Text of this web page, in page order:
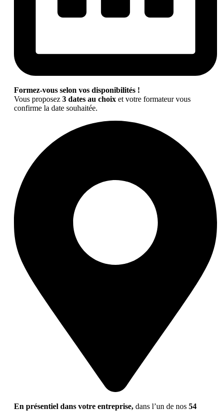
Formez-vous selon vos disponibilités !
Vous proposez 3 dates au choix et votre formateur vous
confirme la date souhaitée.
En présentiel dans votre entreprise, dans l’un de nos 54